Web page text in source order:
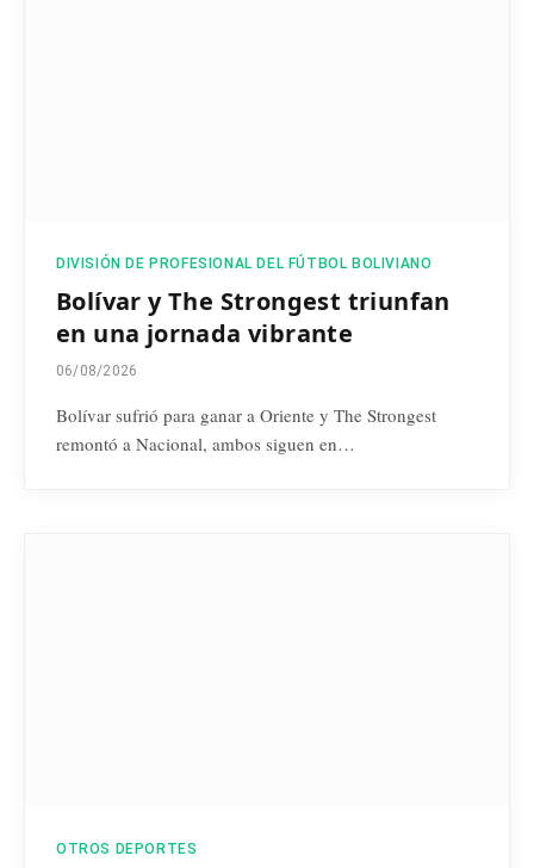
DIVISIÓN DE PROFESIONAL DEL FÚTBOL BOLIVIANO
Bolívar y The Strongest triunfan
en una jornada vibrante
06/08/2026
Bolívar sufrió para ganar a Oriente y The Strongest
remontó a Nacional, ambos siguen en…
OTROS DEPORTES